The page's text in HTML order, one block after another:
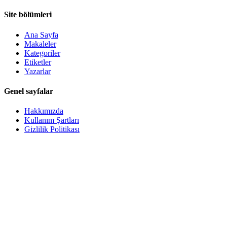
Site bölümleri
Ana Sayfa
Makaleler
Kategoriler
Etiketler
Yazarlar
Genel sayfalar
Hakkımızda
Kullanım Şartları
Gizlilik Politikası